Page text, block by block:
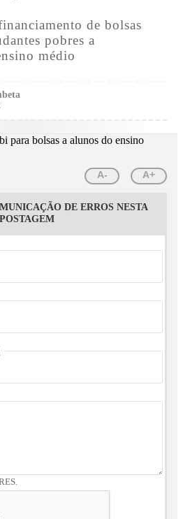
de bolsas
pobres a
médio
A- A+
DE ERROS NESTA
POSTAGEM